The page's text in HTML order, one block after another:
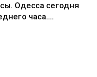
Одесса сегодня
часа....